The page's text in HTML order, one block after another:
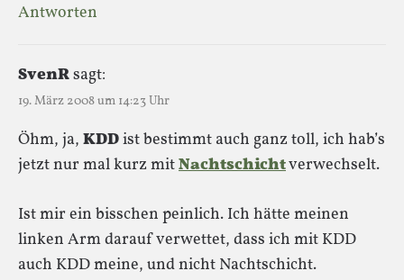
Antworten
SvenRsagt:
19. März 2008 um 14:23 Uhr
Öhm, ja, KDDist bestimmt auch ganz toll, ich hab’s
jetzt nur mal kurz mitNachtschichtverwechselt.
Ist mir ein bisschen peinlich. Ich hätte meinen
linken Arm darauf verwettet, dass ich mit KDD
auch KDD meine, und nicht Nachtschicht.